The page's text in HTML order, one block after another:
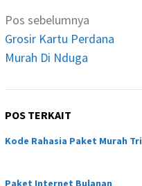
Navigasi
pos
Pos sebelumnya
Grosir Kartu Perdana
Murah Di Nduga
POS TERKAIT
Kode Rahasia Paket Murah Tri
Paket Internet Bulanan